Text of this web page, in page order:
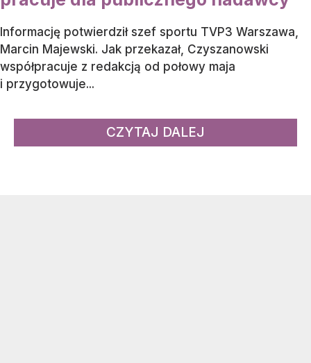
Informację potwierdził szef sportu TVP3 Warszawa,
Marcin Majewski. Jak przekazał, Czyszanowski
współpracuje z redakcją od połowy maja
i przygotowuje...
CZYTAJ DALEJ